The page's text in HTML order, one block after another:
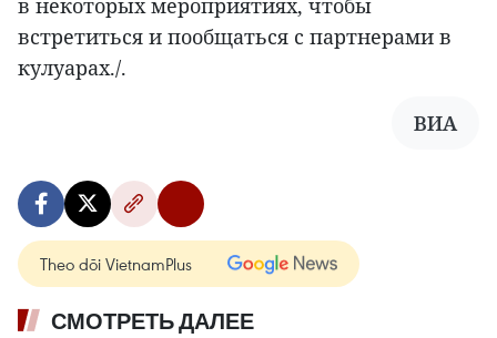
встретиться и пообщаться с партнерами в
кулуарах./.
ВИА
Theo dõi VietnamPlus
СМОТРЕТЬ ДАЛЕЕ